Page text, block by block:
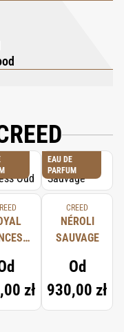
ALPHA-ISOMETHYL
HYDROXYCITRONELLAL-
zł
EAU DE
PARFUM
CREED
NÉROLI
SAUVAGE
Od
930,00 zł